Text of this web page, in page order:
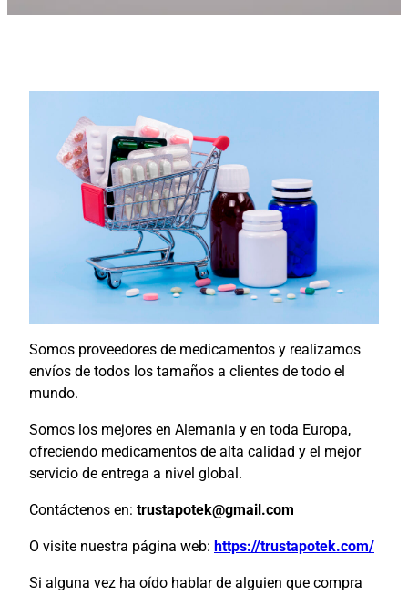
Somos proveedores de medicamentos y realizamos
envíos de todos los tamaños a clientes de todo el
mundo.
Somos los mejores en Alemania y en toda Europa,
ofreciendo medicamentos de alta calidad y el mejor
servicio de entrega a nivel global.
Contáctenos en: trustapotek@gmail.com
O visite nuestra página web: https://trustapotek.com/
Si alguna vez ha oído hablar de alguien que compra